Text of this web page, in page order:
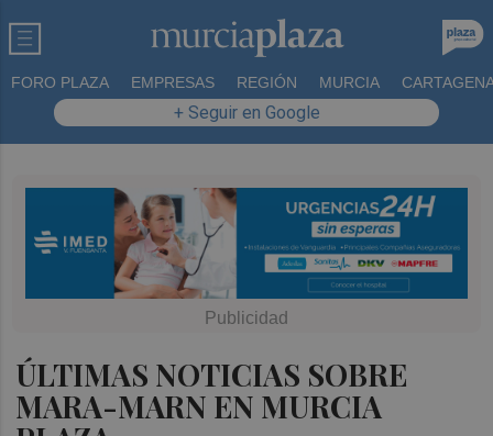
FORO PLAZA EMPRESAS REGIÓN MURCIA
+ Seguir en Google
ÚLTIMAS NOTICIAS SOBRE
MARA-MARN EN MURCIA